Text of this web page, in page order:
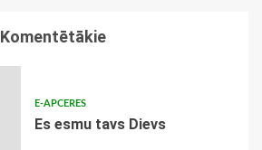
Komentētākie
E-APCERES
Es esmu tavs Dievs